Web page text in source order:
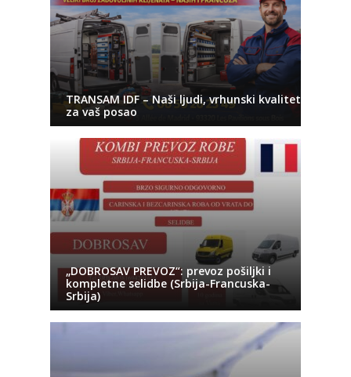
TRANSAM IDF – Naši ljudi, vrhunski kvalitet
za vaš posao
„DOBROSAV PREVOZ“: prevoz pošiljki i
kompletne selidbe (Srbija-Francuska-
Srbija)